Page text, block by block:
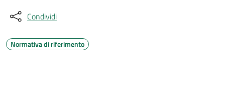
Condividi
Normativa di riferimento